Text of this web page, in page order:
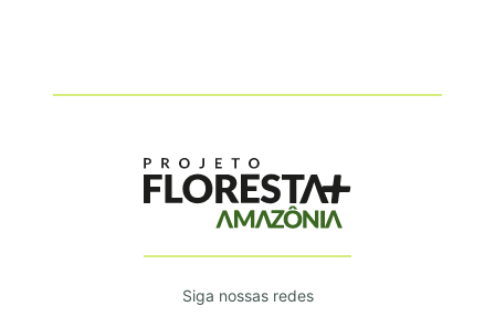
Siga nossas redes